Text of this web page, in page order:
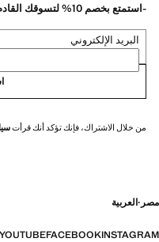
-استمتع بخصم 10% لتسوقك القادم عند اشتراكك في نشرتنا الاخبارية
البريد الإلكتروني
من خلال الاشتراك، فإنك تؤكد أنك قرأت
مصر ·العربية
INSTAGRAM
FACEBOOK
YOUTUBE